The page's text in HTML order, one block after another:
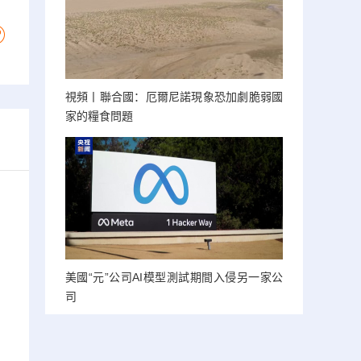
視頻丨聯合國：厄爾尼諾現象恐加劇脆弱國
家的糧食問題
美國“元”公司AI模型測試期間入侵另一家公
司